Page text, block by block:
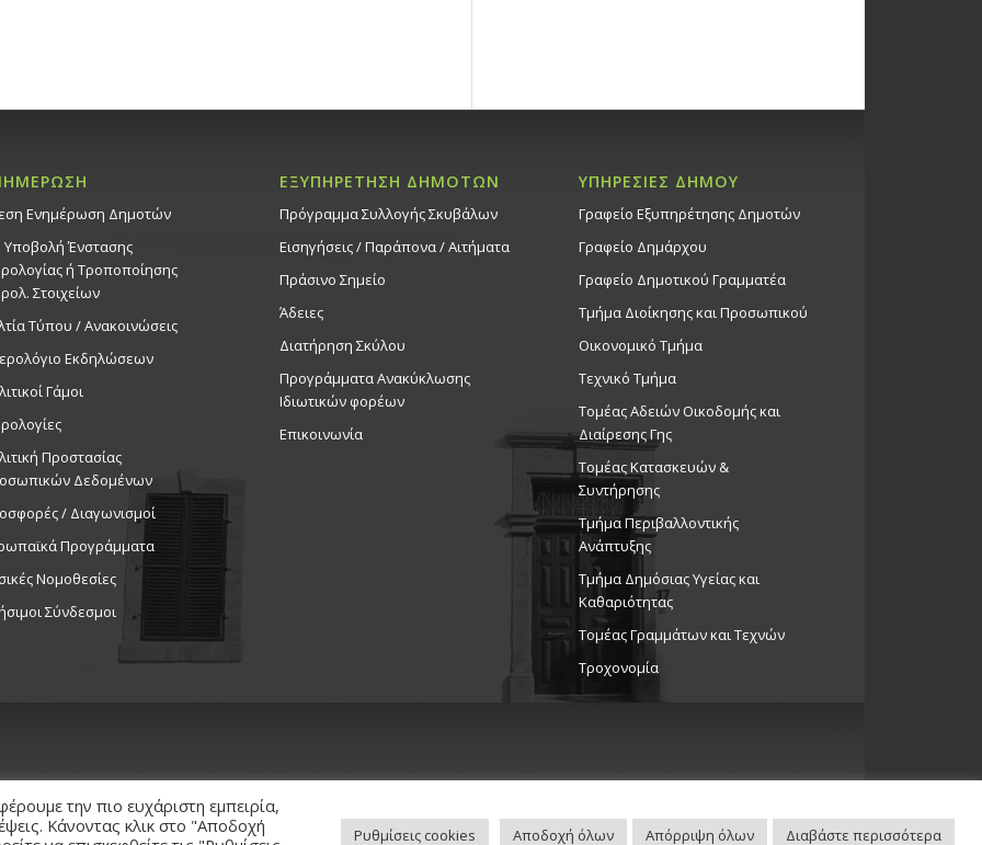
Ενημέρωση Δημοτών
Υποβολή Ένστασης
ή Τροποποίησης
Στοιχείων
Τύπου / Ανακοινώσεις
Εκδηλώσεων
Γάμοι
Προστασίας
Δεδομένων
/ Διαγωνισμοί
Προγράμματα
Νομοθεσίες
Σύνδεσμοι
ΕΞΥΠΗΡΕΤΗΣΗ ΔΗΜΟΤΩΝ
Πρόγραμμα Συλλογής Σκυβάλων
Εισηγήσεις / Παράπονα / Αιτήματα
Πράσινο Σημείο
Άδειες
Διατήρηση Σκύλου
Προγράμματα Ανακύκλωσης
Ιδιωτικών φορέων
Επικοινωνία
ΥΠΗΡΕΣΙΕΣ ΔΗΜΟΥ
Γραφείο Εξυπηρέτησης Δημοτών
Γραφείο Δημάρχου
Γραφείο Δημοτικού Γραμματέα
Τμήμα Διοίκησης και Προσωπικού
Οικονομικό Τμήμα
Τεχνικό Τμήμα
Τομέας Αδειών Οικοδομής και
Διαίρεσης Γης
Τομέας Κατασκευών &
Συντήρησης
Τμήμα Περιβαλλοντικής
Ανάπτυξης
Tμήμα Δημόσιας Υγείας και
Καθαριότητας
Τομέας Γραμμάτων και Τεχνών
Τροχονομία
την πιο ευχάριστη εμπειρία,
Κάνοντας κλικ στο "Αποδοχή
Ρυθμίσεις cookies Αποδοχή όλων Απόρριψη όλων Διαβάστε περισσότερα